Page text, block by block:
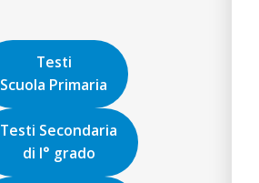
15,20€.
Testi
Scuola Primaria
Testi Secondaria
di I° grado